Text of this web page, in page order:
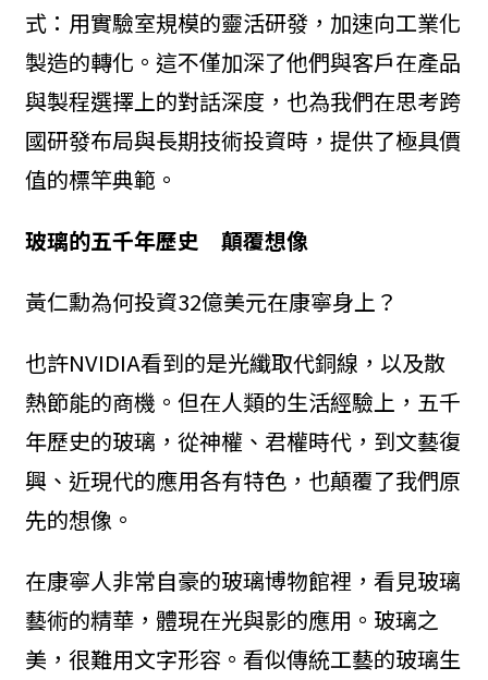
式：用實驗室規模的靈活研發，加速向工業化
製造的轉化。這不僅加深了他們與客戶在產品
與製程選擇上的對話深度，也為我們在思考跨
國研發布局與長期技術投資時，提供了極具價
值的標竿典範。
玻璃的五千年歷史 顛覆想像
黃仁勳為何投資32億美元在康寧身上？
也許NVIDIA看到的是光纖取代銅線，以及散
熱節能的商機。但在人類的生活經驗上，五千
年歷史的玻璃，從神權、君權時代，到文藝復
興、近現代的應用各有特色，也顛覆了我們原
先的想像。
在康寧人非常自豪的玻璃博物館裡，看見玻璃
藝術的精華，體現在光與影的應用。玻璃之
美，很難用文字形容。看似傳統工藝的玻璃生